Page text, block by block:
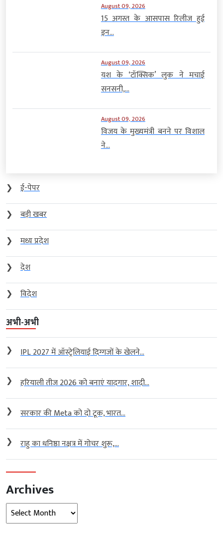
August 09, 2026
15 अगस्त के आसपास रिलीज हुई
इन...
August 09, 2026
यश के ‘टॉक्सिक’ लुक ने मचाई
सनसनी,...
August 09, 2026
विजय के मुख्यमंत्री बनने पर विशाल
ने...
❯
ई-पेपर
❯
बड़ी खबर
❯
मध्य प्रदेश
❯
देश
❯
विदेश
अभी-अभी
❯ IPL 2027 में ऑस्ट्रेलियाई दिग्गजों के खेलने...
❯ हरियाली तीज 2026 को बनाएं यादगार, शादी...
❯ सरकार की Meta को दो टूक, भारत...
❯ राहु का धनिष्ठा नक्षत्र में गोचर शुरू,...
Archives
Archives